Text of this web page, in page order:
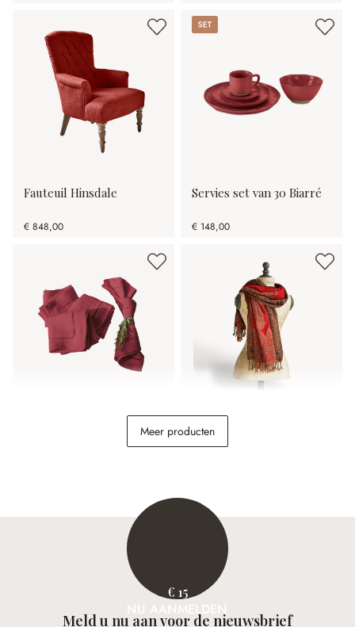
Fauteuil Hinsdale
€ 848,00
Set
Servies set van 30 Biarré
€ 148,00
Servet set van 4 Covent
Sjaal Latette
Meer producten
€ 15
NU AANMELDEN
Meld u nu aan voor de nieuwsbrief